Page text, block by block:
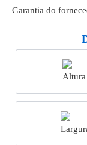
Garantia do